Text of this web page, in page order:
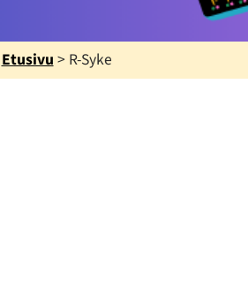
Etusivu> R-Syke